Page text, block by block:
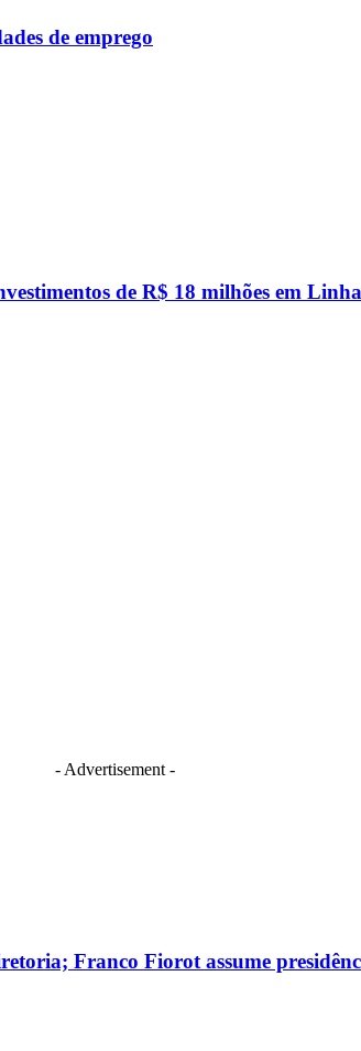
de emprego
de R$ 18 milhões em
- Advertisement -
Franco Fiorot assume